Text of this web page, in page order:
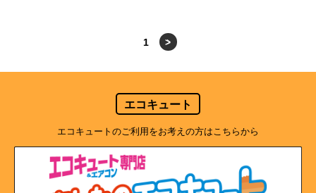
1 >
エコキュート
エコキュートのご利用をお考えの方はこちらから